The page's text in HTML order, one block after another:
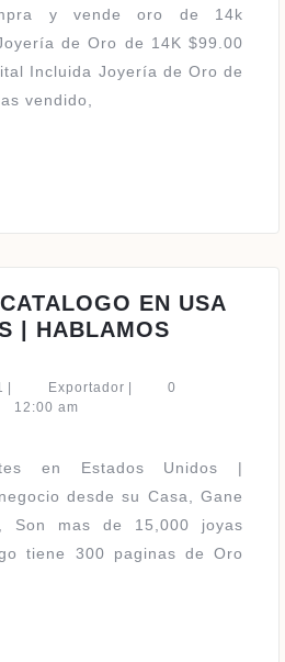
y vende oro de 14k
de Oro de 14K $99.00
Incluida Joyería de Oro de
vendido,
EN USA
| HABLAMOS
CATALOGO
KILATES
julio
22,
ExportadorExportador
0
12:00 am
desde su Casa, Gane
Son mas de 15,000 joyas
tiene 300 paginas de Oro